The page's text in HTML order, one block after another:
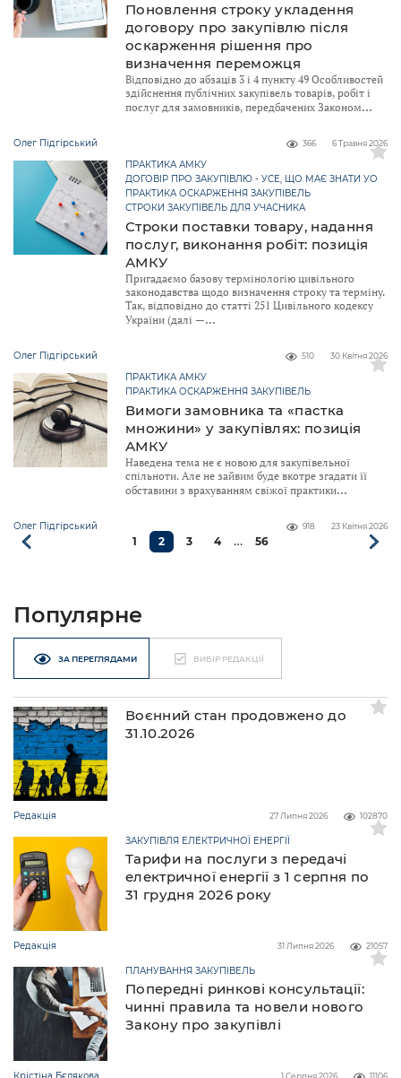
Поновлення строку укладення
договору про закупівлю після
оскарження рішення про
визначення переможця
Відповідно до абзаців 3 і 4 пункту 49 Особливостей
здійснення публічних закупівель товарів, робіт і
послуг для замовників, передбачених Законом
Олег Підгірський 366 6 Травня 2026
Строки поставки товару, надання
послуг, виконання робіт: позиція
АМКУ
ПРАКТИКА АМКУ
ДОГОВІР ПРО ЗАКУПІВЛЮ - УСЕ, ЩО МАЄ ЗНАТИ УО
ПРАКТИКА ОСКАРЖЕННЯ ЗАКУПІВЕЛЬ
СТРОКИ ЗАКУПІВЕЛЬ ДЛЯ УЧАСНИКА
Пригадаємо базову термінологію цивільного
законодавства щодо визначення строку та терміну.
Так, відповідно до статті 251 Цивільного кодексу
України (далі —
Олег Підгірський 510 30 Квітня 2026
Вимоги замовника та «пастка
множини» у закупівлях: позиція
АМКУ
ПРАКТИКА АМКУ
ПРАКТИКА ОСКАРЖЕННЯ ЗАКУПІВЕЛЬ
Наведена тема не є новою для закупівельної
спільноти. Але не зайвим буде вкотре згадати її
обставини з врахуванням свіжої практики
Олег Підгірський 918 23 Квітня 2026
1 2 3 4 … 56
Популярне
ЗА ПЕРЕГЛЯДАМИ ВИБІР РЕДАКЦІЇ
Воєнний стан продовжено до
31.10.2026
Редакція 102870
27 Липня 2026
Тарифи на послуги з передачі
електричної енергії з 1 серпня по
31 грудня 2026 року
ЗАКУПІВЛЯ ЕЛЕКТРИЧНОЇ ЕНЕРГІЇ
Редакція 21057
31 Липня 2026
Попередні ринкові консультації:
чинні правила та новели нового
Закону про закупівлі
ПЛАНУВАННЯ ЗАКУПІВЕЛЬ
11106
1 Серпня 2026